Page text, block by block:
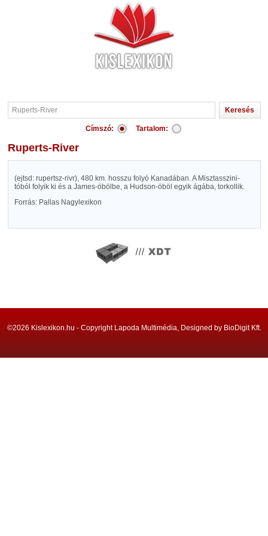
Címszó: Tartalom:
Ruperts-River
(ejtsd: rupertsz-rivr), 480 km. hosszu folyó Kanadában. A Misztasszini-
tóból folyik ki és a James-öbölbe, a Hudson-öböl egyik ágába, torkollik.
Forrás: Pallas Nagylexikon
©2026 Kislexikon.hu - Copyright Lapoda Multimédia, Designed by BioDigit Kft.